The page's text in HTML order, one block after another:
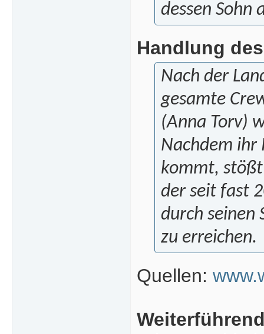
dessen Sohn
Handlung
Nach der
gesamte
(Anna Torv)
Nachdem ihr
kommt, stößt
der seit fast
durch seinen
zu erreichen.
Quellen: